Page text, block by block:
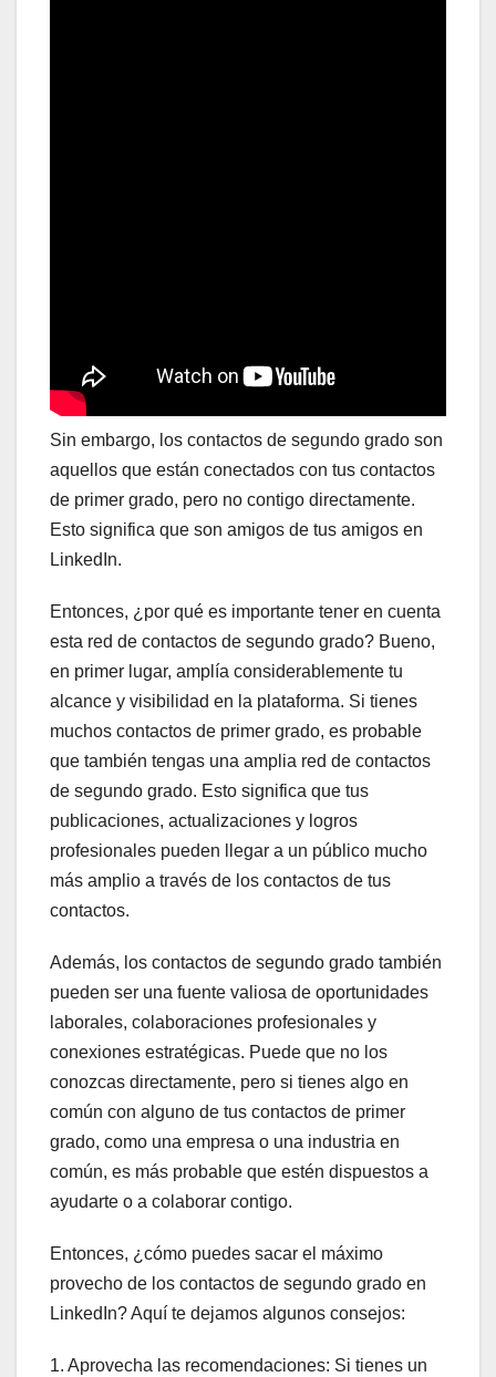
Sin embargo, los contactos de segundo grado son
aquellos que están conectados con tus contactos
de primer grado, pero no contigo directamente.
Esto significa que son amigos de tus amigos en
LinkedIn.
Entonces, ¿por qué es importante tener en cuenta
esta red de contactos de segundo grado? Bueno,
en primer lugar, amplía considerablemente tu
alcance y visibilidad en la plataforma. Si tienes
muchos contactos de primer grado, es probable
que también tengas una amplia red de contactos
de segundo grado. Esto significa que tus
publicaciones, actualizaciones y logros
profesionales pueden llegar a un público mucho
más amplio a través de los contactos de tus
contactos.
Además, los contactos de segundo grado también
pueden ser una fuente valiosa de oportunidades
laborales, colaboraciones profesionales y
conexiones estratégicas. Puede que no los
conozcas directamente, pero si tienes algo en
común con alguno de tus contactos de primer
grado, como una empresa o una industria en
común, es más probable que estén dispuestos a
ayudarte o a colaborar contigo.
Entonces, ¿cómo puedes sacar el máximo
provecho de los contactos de segundo grado en
LinkedIn? Aquí te dejamos algunos consejos:
1. Aprovecha las recomendaciones: Si tienes un